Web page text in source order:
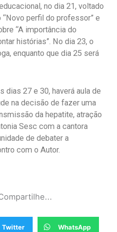
no dia 21, voltado
perfil do professor” e
“A importância do
histórias”. No dia 23, o
enquanto que dia 25 será
dias 27 e 30, haverá aula de
na decisão de fazer uma
da hepatite, atração
Sesc com a cantora
de debater a
com o Autor.
Twitter WhatsApp